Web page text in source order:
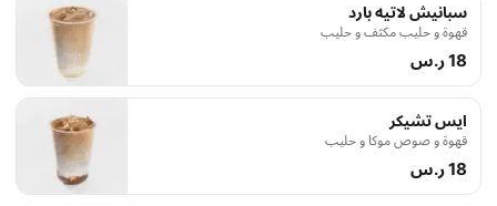
سبانيش لاتيه بارد
قهوة و حليب مكثف و حليب
18 ر.س
ايس تشيكر
قهوة و صوص موكا و حليب
18 ر.س